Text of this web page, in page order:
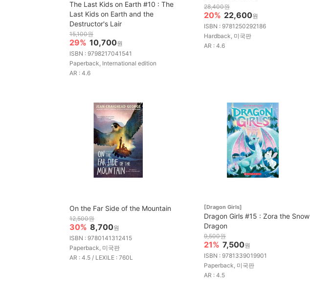
The Last Kids on Earth #10 : The
Last Kids on Earth and the
Destructor's Lair
15,100원
29% 10,700원
ISBN : 9798217041541
Paperback, International edition
AR : 4.6
28,400원
20% 22,600원
ISBN : 9781250292186
Hardback, 미국판
AR : 4.6
On the Far Side of the Mountain
12,500원
30% 8,700원
ISBN : 9780141312415
Paperback, 미국판
AR : 4.5 / LEXILE : 760L
[Dragon Girls]
Dragon Girls #15 : Zora the Snow
Dragon
9,500원
21% 7,500원
ISBN : 9781339019901
Paperback, 미국판
AR : 4.5